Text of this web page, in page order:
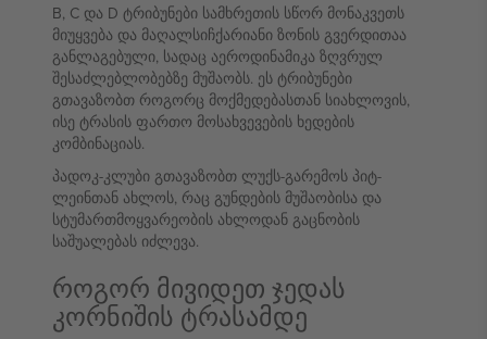
B, C და D ტრიბუნები სამხრეთის სწორ მონაკვეთს
მიუყვება და მაღალსიჩქარიანი ზონის გვერდითაა
განლაგებული, სადაც აეროდინამიკა ზღვრულ
შესაძლებლობებზე მუშაობს. ეს ტრიბუნები
გთავაზობთ როგორც მოქმედებასთან სიახლოვის,
ისე ტრასის ფართო მოსახვევების ხედების
კომბინაციას.
პადოკ-კლუბი გთავაზობთ ლუქს-გარემოს პიტ-
ლეინთან ახლოს, რაც გუნდების მუშაობისა და
სტუმართმოყვარეობის ახლოდან გაცნობის
საშუალებას იძლევა.
როგორ მივიდეთ ჯედას
კორნიშის ტრასამდე